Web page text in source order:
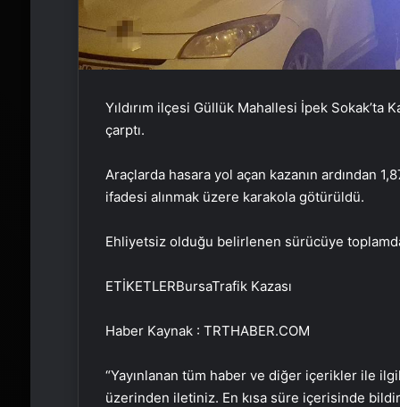
Yıldırım ilçesi Güllük Mahallesi İpek
çarptı.
Araçlarda hasara yol açan kazanın ardından
ifadesi alınmak üzere karakola götürüldü.
Ehliyetsiz olduğu belirlenen sürücüye
ETİKETLERBursaTrafik Kazası
Haber Kaynak : TRTHABER.COM
“Yayınlanan tüm haber ve diğer içerikler ile
üzerinden iletiniz. En kısa süre içerisinde